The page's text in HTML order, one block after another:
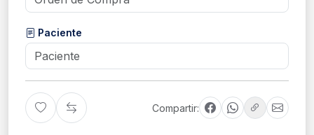
Paciente
Compartir: